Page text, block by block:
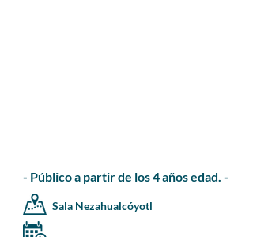
- Público a partir de los 4 años edad. -
Sala Nezahualcóyotl